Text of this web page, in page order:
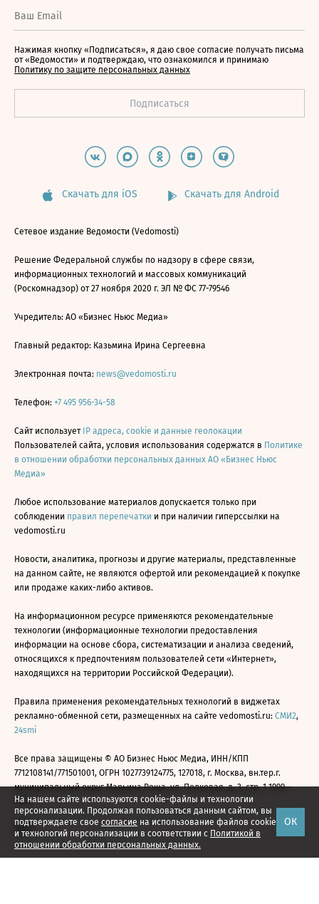
На нашем сайте используются cookie-файлы и технологии
персонализации. Продолжая пользоваться данным сайтом, вы
подтверждаете свое согласие на использование файлов cookie
и технологий персонализации в соответствии с Политикой в
отношении обработки персональных данных.
ОК
Нажимая кнопку «Подписаться», я даю свое согласие получать письма
от «Ведомости» и подтверждаю, что ознакомился и принимаю
Политику по защите персональных данных
Скачать для iOS Скачать для Android
Сетевое издание Ведомости (Vedomosti)
Решение Федеральной службы по надзору в сфере связи,
информационных технологий и массовых коммуникаций
(Роскомнадзор) от 27 ноября 2020 г. ЭЛ № ФС 77-79546
Учредитель: АО «Бизнес Ньюс Медиа»
Главный редактор: Казьмина Ирина Сергеевна
Электронная почта: news@vedomosti.ru
Телефон: +7 495 956-34-58
Сайт использует IP адреса, cookie и данные геолокации
Пользователей сайта, условия использования содержатся в Политике
в отношении обработки персональных данных АО «Бизнес Ньюс
Медиа»
Любое использование материалов допускается только при
соблюдении правил перепечатки и при наличии гиперссылки на
vedomosti.ru
Новости, аналитика, прогнозы и другие материалы, представленные
на данном сайте, не являются офертой или рекомендацией к покупке
или продаже каких-либо активов.
На информационном ресурсе применяются рекомендательные
технологии (информационные технологии предоставления
информации на основе сбора, систематизации и анализа сведений,
относящихся к предпочтениям пользователей сети «Интернет»,
находящихся на территории Российской Федерации).
Правила применения рекомендательных технологий в виджетах
рекламно-обменной сети, размещенных на сайте vedomosti.ru: СМИ2,
24smi
Все права защищены © АО Бизнес Ньюс Медиа, ИНН/КПП
7712108141/771501001, ОГРН 1027739124775, 127018, г. Москва, вн.тер.г.
муниципальный округ Марьина Роща, ул. Полковая, д. 3, стр. 1 1999—
2026